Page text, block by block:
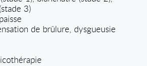
3)
de brûlure, dysgueusie